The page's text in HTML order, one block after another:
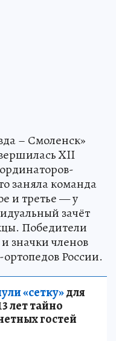
– Смоленск»
XII
заняла команда
и третье — у
зачёт
Победители
значки членов
России.
«сетку»для
лет тайно
гостей